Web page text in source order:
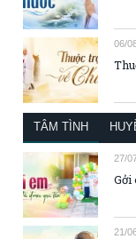
06/
TÂM TÌNH
27/
Gởi
21/